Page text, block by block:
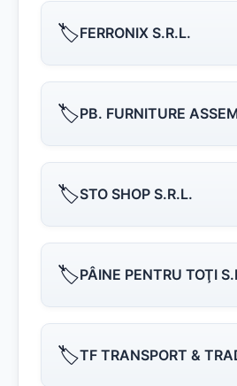
🏷️FERRONIX S.R.L.
🏷️PB. FURNITURE
🏷️STO SHOP S.R.L.
🏷️PÂINE PENTRU TOŢI
🏷️TF TRANSPORT &